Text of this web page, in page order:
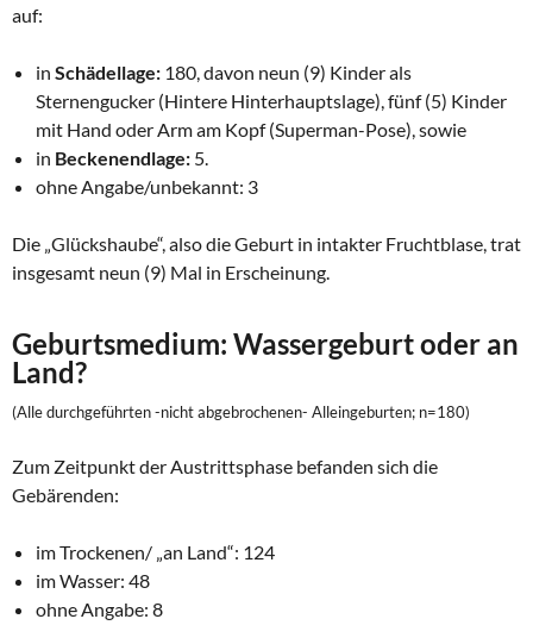
auf:
in Schädellage: 180, davon neun (9) Kinder als
Sternengucker (Hintere Hinterhauptslage), fünf (5) Kinder
mit Hand oder Arm am Kopf (Superman-Pose), sowie
in Beckenendlage: 5.
ohne Angabe/unbekannt: 3
Die „Glückshaube“, also die Geburt in intakter Fruchtblase, trat
insgesamt neun (9) Mal in Erscheinung.
Geburtsmedium: Wassergeburt oder an
Land?
(Alle durchgeführten -nicht abgebrochenen- Alleingeburten; n=180)
Zum Zeitpunkt der Austrittsphase befanden sich die
Gebärenden:
im Trockenen/ „an Land“: 124
im Wasser: 48
ohne Angabe: 8